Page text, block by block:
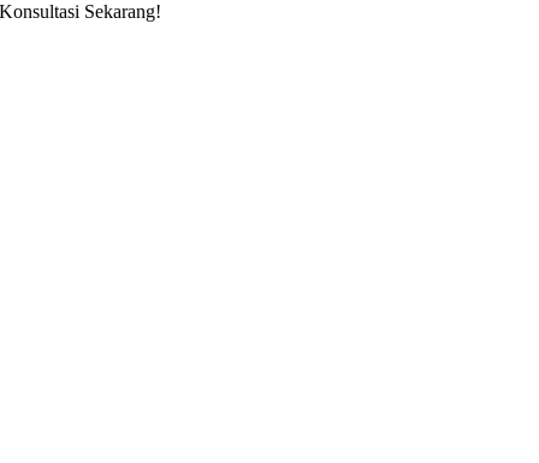
Konsultasi Sekarang!